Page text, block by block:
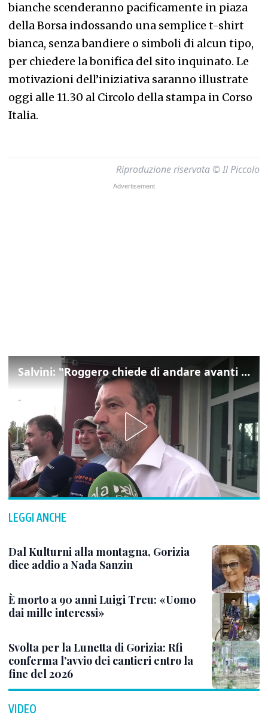
bianche scenderanno pacificamente in piaza
della Borsa indossando una semplice t-shirt
bianca, senza bandiere o simboli di alcun tipo,
per chiedere la bonifica del sito inquinato. Le
motivazioni dell’iniziativa saranno illustrate
oggi alle 11.30 al Circolo della stampa in Corso
Italia.
Riproduzione riservata © Il Piccolo
Salvini: "Roggero chiede di andare avanti su norma anti-risarcimenti"
LEGGI ANCHE
Dal Kulturni alla montagna, Gorizia
dice addio a Nada Sanzin
È morto a 90 anni Luigi Treu: «Uomo
dai mille interessi»
Svolta per la Lunetta di Gorizia: Rfi
conferma l’avvio dei cantieri entro la
fine del 2026
VIDEO